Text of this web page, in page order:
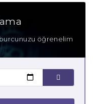
öğrenelim